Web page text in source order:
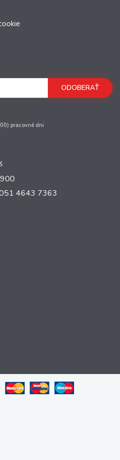
ODOBERAŤ
pracovné dni
4643 7363